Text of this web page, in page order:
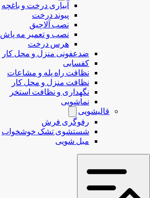
آبیاری درخت و باغچه
پیوند درخت
نصب آلاچیق
نصب و تعمیر مه پاش
هرس درخت
ضدعفونی منزل و محل کار
کفسابی
نظافت راه پله و مشاعات
نظافت منزل و محل کار
نگهداری و نظافت استخر
نماشویی
قالیشویی
رفوگری فرش
شستشوی تشک خوشخواب
مبل شویی